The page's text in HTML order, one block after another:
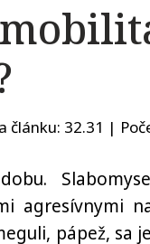
článku: 32.31 |
agresívnymi
pápež, sa